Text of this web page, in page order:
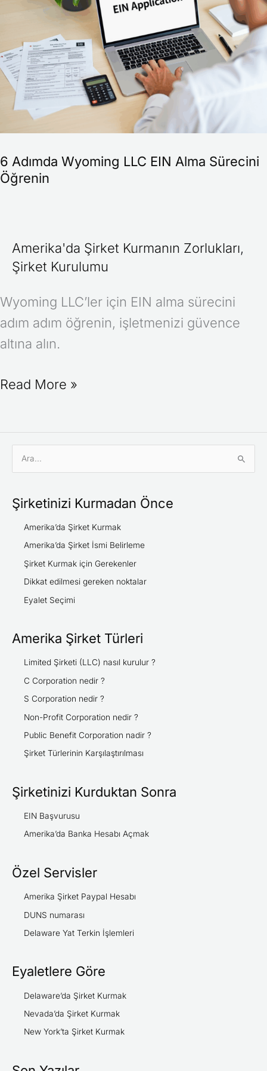
6 Adımda Wyoming LLC EIN Alma Sürecini
Öğrenin
Amerika'da Şirket Kurmanın Zorlukları,
Şirket Kurulumu
Wyoming LLC’ler için EIN alma sürecini
adım adım öğrenin, işletmenizi güvence
altına alın.
Alma
Sürecini
Öğrenin
Read More »
rŞirketinizi Kurmadan Önce
Amerika’da Şirket Kurmak
Amerika’da Şirket İsmi Belirleme
Şirket Kurmak için Gerekenler
Dikkat edilmesi gereken noktalar
Eyalet Seçimi
Amerika Şirket Türleri
Limited Şirketi (LLC) nasıl kurulur ?
C Corporation nedir ?
S Corporation nedir ?
Non-Profit Corporation nedir ?
Public Benefit Corporation nadir ?
Şirket Türlerinin Karşılaştırılması
Şirketinizi Kurduktan Sonra
EIN Başvurusu
Amerika’da Banka Hesabı Açmak
Özel Servisler
Amerika Şirket Paypal Hesabı
DUNS numarası
Delaware Yat Terkin İşlemleri
Eyaletlere Göre
Delaware’da Şirket Kurmak
Nevada’da Şirket Kurmak
New York’ta Şirket Kurmak